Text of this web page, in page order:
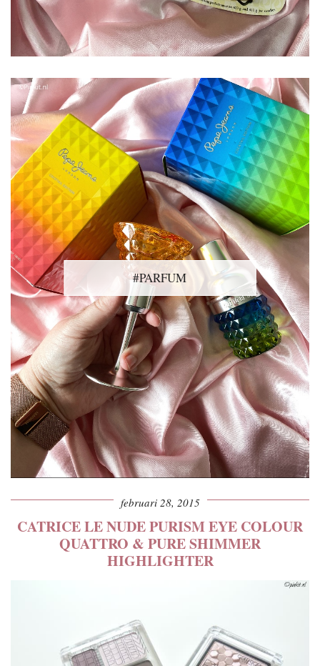
#PARFUM
februari 28, 2015
CATRICE LE NUDE PURISM EYE COLOUR
QUATTRO & PURE SHIMMER
HIGHLIGHTER